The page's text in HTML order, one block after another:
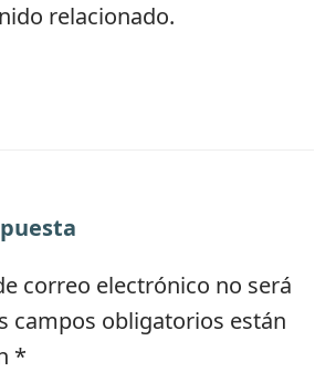
relacionado.
correo electrónico no será
campos obligatorios están
*